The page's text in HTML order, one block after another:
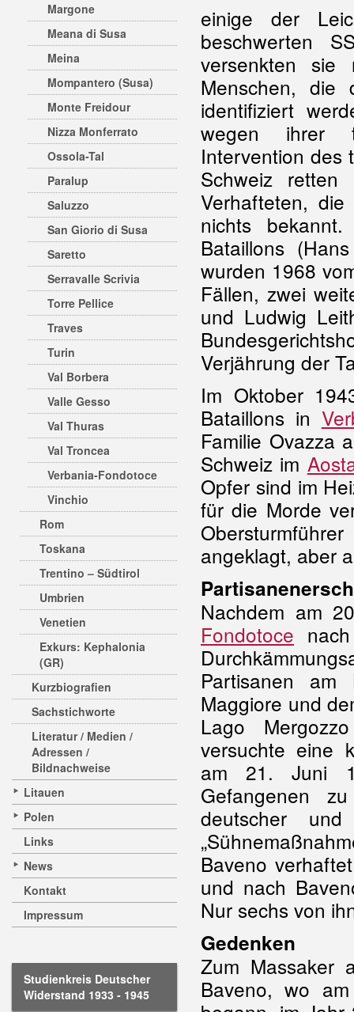
Margone
Meana di Susa
Meina
Mompantero (Susa)
Monte Freidour
Nizza Monferrato
Ossola-Tal
Paralup
Saluzzo
San Giorio di Susa
Saretto
Serravalle Scrivia
Torre Pellice
Traves
Turin
Val Borbera
Valle Gesso
Val Thuras
Val Troncea
Verbania-Fondotoce
Vinchio
Rom
Toskana
Trentino – Südtirol
Umbrien
Venetien
Exkurs: Kephalonia
(GR)
Kurzbiografien
Sachstichworte
Literatur / Medien /
Adressen /
Bildnachweise
Litauen
Polen
Links
News
Kontakt
Impressum
Studienkreis Deutscher
Widerstand 1933 - 1945
einige der
beschwerten
versenkten sie
Menschen, die
identifiziert
wegen ihrer
Intervention des
Schweiz
Verhafteten,
nichts
Bataillons
wurden 1968
Fällen, zwei
und Ludwig
Verjährung der
Im Oktober
Bataillons in
Familie Ovazza
Schweiz im
Opfer sind im
für die Morde
angeklagt, aber
Nachdem am
Fondotoce
Partisanen am
Maggiore und
Lago
versuchte eine
am 21. Juni
Gefangenen
deutscher
Baveno
und nach
Nur sechs von
Gedenken
Zum Massaker
Baveno, wo